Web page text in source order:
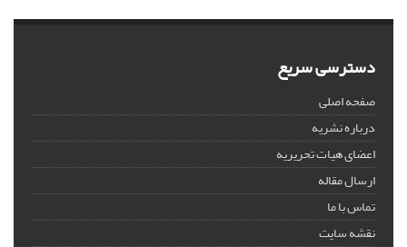
دسترسی سریع
صفحه اصلی
درباره نشریه
اعضای هیات تحریریه
ارسال مقاله
تماس با ما
نقشه سایت